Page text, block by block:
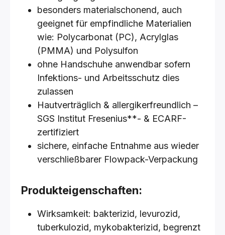
besonders materialschonend, auch
geeignet für empfindliche Materialien
wie: Polycarbonat (PC), Acrylglas
(PMMA) und Polysulfon
ohne Handschuhe anwendbar sofern
Infektions- und Arbeitsschutz dies
zulassen
Hautverträglich & allergikerfreundlich –
SGS Institut Fresenius**- & ECARF-
zertifiziert
sichere, einfache Entnahme aus wieder
verschließbarer Flowpack-Verpackung
Produkteigenschaften:
Wirksamkeit: bakterizid, levurozid,
tuberkulozid, mykobakterizid, begrenzt